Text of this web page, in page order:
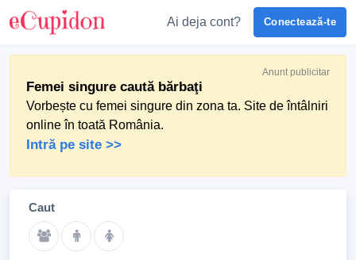
Ai deja cont? Conectează-te
Anunt publicitar
Femei singure caută bărbaţi
Vorbește cu femei singure din zona ta. Site de întâlniri
online în toată România.
Intră pe site >>
Caut